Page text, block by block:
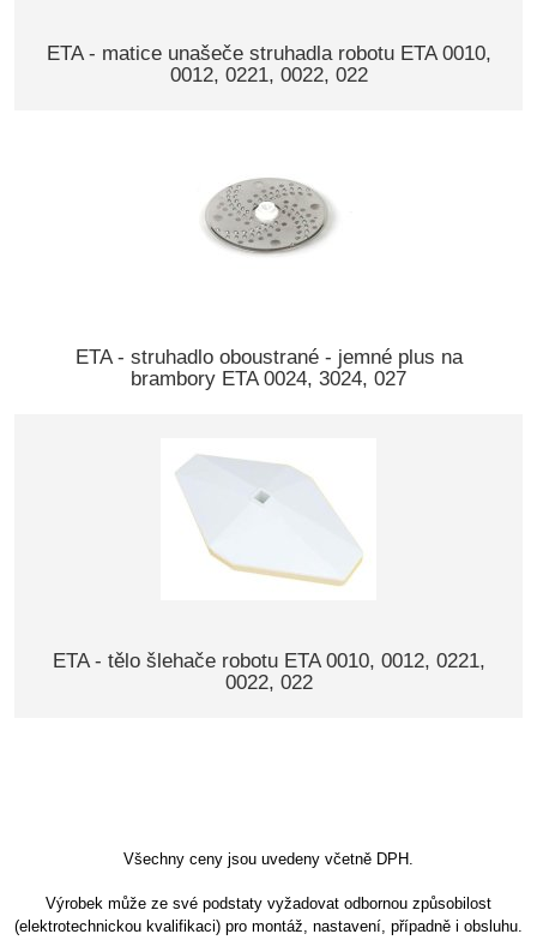
ETA - matice unašeče struhadla robotu ETA 0010,
0012, 0221, 0022, 022
ETA - struhadlo oboustrané - jemné plus na
brambory ETA 0024, 3024, 027
ETA - tělo šlehače robotu ETA 0010, 0012, 0221,
0022, 022
Všechny ceny jsou uvedeny včetně DPH.
Výrobek může ze své podstaty vyžadovat odbornou způsobilost
(elektrotechnickou kvalifikaci) pro montáž, nastavení, případně i obsluhu.